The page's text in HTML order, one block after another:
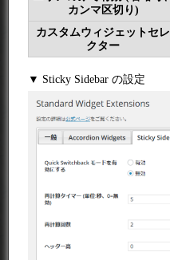
カンマ区切り)
カスタムウィジェットセレ
クター
▼ Sticky Sidebar の設定